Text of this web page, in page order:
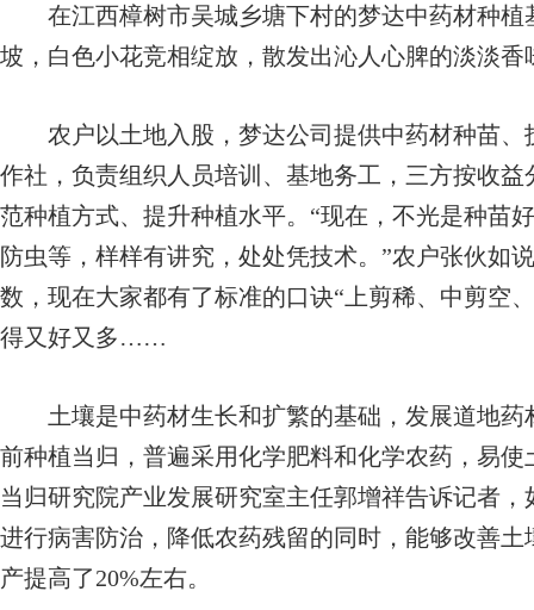
在江西樟树市吴城乡塘下村的梦达中药材种植
坡，白色小花竞相绽放，散发出沁人心脾的淡淡香
农户以土地入股，梦达公司提供中药材种苗、
作社，负责组织人员培训、基地务工，三方按收
范种植方式、提升种植水平。“现在，不光是种苗
防虫等，样样有讲究，处处凭技术。”农户张伙如
数，现在大家都有了标准的口诀“上剪稀、中剪空
得又好又多……
土壤是中药材生长和扩繁的基础，发展道地药
前种植当归，普遍采用化学肥料和化学农药，易
当归研究院产业发展研究室主任郭增祥告诉记者
进行病害防治，降低农药残留的同时，能够改善
产提高了20%左右。